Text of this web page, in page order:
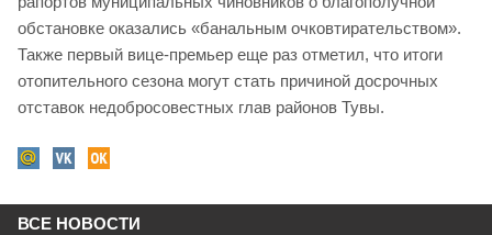
обстановке оказались «банальным очковтирательством».
Также первый вице-премьер еще раз отметил, что итоги
отопительного сезона могут стать причиной досрочных
отставок недобросовестных глав районов Тувы.
ВСЕ НОВОСТИ